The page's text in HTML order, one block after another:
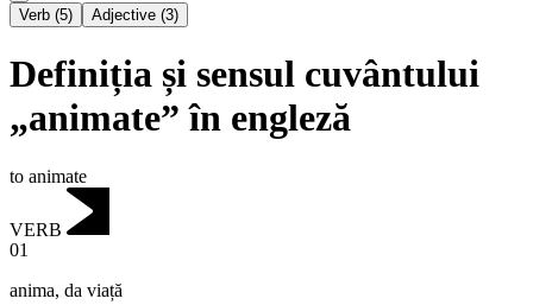
Verb (5) Adjective (3)
Definiția și sensul cuvântului
„animate” în engleză
to animate
VERB
01
anima, da viață